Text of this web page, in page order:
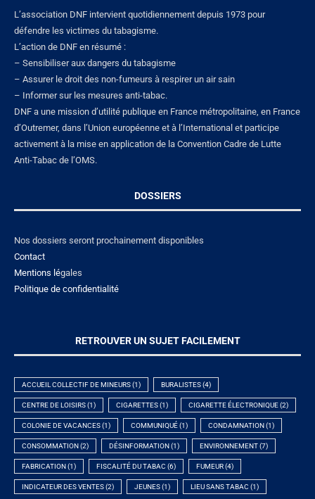
L’association DNF intervient quotidiennement depuis 1973 pour
défendre les victimes du tabagisme.
L’action de DNF en résumé :
– Sensibiliser aux dangers du tabagisme
– Assurer le droit des non-fumeurs à respirer un air sain
– Informer sur les mesures anti-tabac.
DNF a une mission d’utilité publique en France métropolitaine, en France
d’Outremer, dans l’Union européenne et à l’International et participe
activement à la mise en application de la Convention Cadre de Lutte
Anti-Tabac de l’OMS.
DOSSIERS
Nos dossiers seront prochainement disponibles
Contact
Mentions légales
Politique de confidentialité
RETROUVER UN SUJET FACILEMENT
ACCUEIL COLLECTIF DE MINEURS(1) BURALISTES(4)
CENTRE DE LOISIRS(1) CIGARETTES(1) CIGARETTE ÉLECTRONIQUE(2)
COLONIE DE VACANCES(1) COMMUNIQUÉ(1) CONDAMNATION(1)
CONSOMMATION(2) DÉSINFORMATION(1) ENVIRONNEMENT(7)
FABRICATION(1) FISCALITÉ DU TABAC (6) FUMEUR(4)
INDICATEUR DES VENTES(2) JEUNES(1) LIEU SANS TABAC (1)